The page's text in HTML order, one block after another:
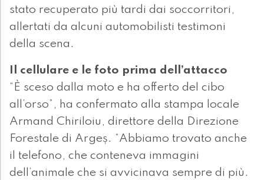
stato recuperato più tardi dai soccorritori,
allertati da alcuni automobilisti testimoni
della scena.
Il cellulare e le foto prima dell’attacco
“È sceso dalla moto e ha offerto del cibo
all’orso”, ha confermato alla stampa locale
Armand Chiriloiu, direttore della Direzione
Forestale di Argeș. “Abbiamo trovato anche
il telefono, che conteneva immagini
dell’animale che si avvicinava sempre di più.